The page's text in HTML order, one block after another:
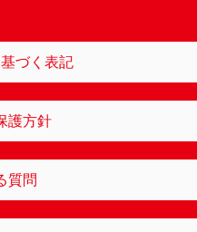
づく表記
護方針
質問